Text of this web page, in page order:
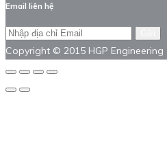
Email liên hệ
Copyright © 2015 HGP Engineering